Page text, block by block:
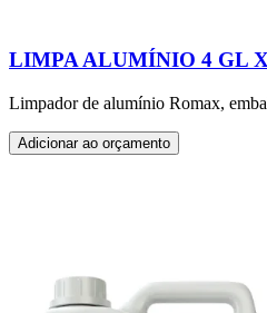
LIMPA ALUMÍNIO 4 GL
Limpador de alumínio Romax,
Adicionar ao orçamento